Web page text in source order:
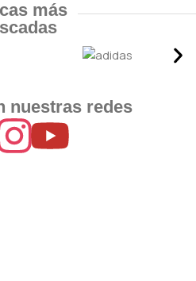
más
nuestras redes